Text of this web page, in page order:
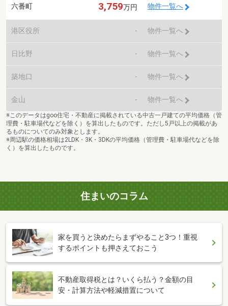
六番町 3,759万円 物件一覧へ
港区役所 - 物件一覧へ
日比野 - 物件一覧へ
築地口 - 物件一覧へ
金山 - 物件一覧へ
※このデータはgoo住宅・不動産に掲載されている中古一戸建ての平均価格（管
理費・駐車場代などを除く）を算出したものです。ただし5戸以上の掲載があ
るものについてのみ対象とします。
※周辺駅の価格相場は2LDK・3K・3DKの平均価格（管理費・駐車場代などを除
く）を算出したものです。
住まいのコラム
家を買うと決めたらまずやること3つ！重視
するポイントも押さえておこう
不動産取得税とは？いくら払う？金額の目
安・計算方法や軽減措置について